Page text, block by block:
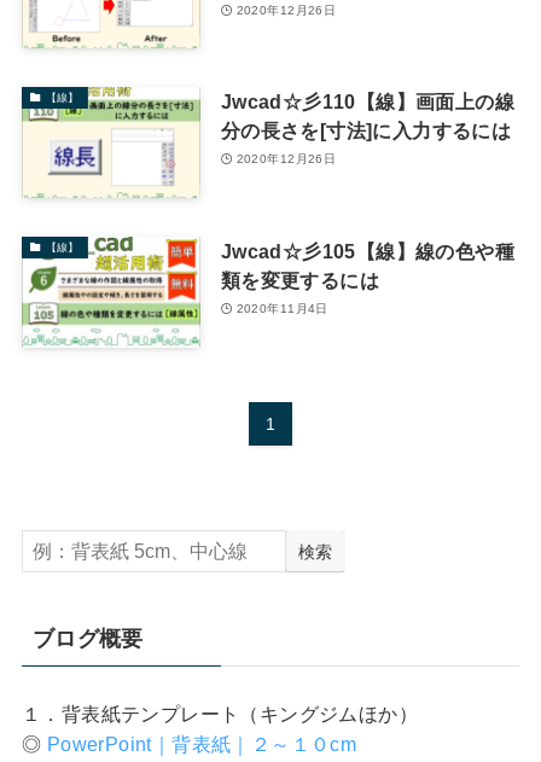
2020年12月26日
【線】
Jwcad☆彡110【線】画面上の線
分の長さを[寸法]に入力するには
2020年12月26日
【線】
Jwcad☆彡105【線】線の色や種
類を変更するには
2020年11月4日
1
検索
ブログ概要
１．背表紙テンプレート（キングジムほか）
◎ PowerPoint｜背表紙｜２～１０cm